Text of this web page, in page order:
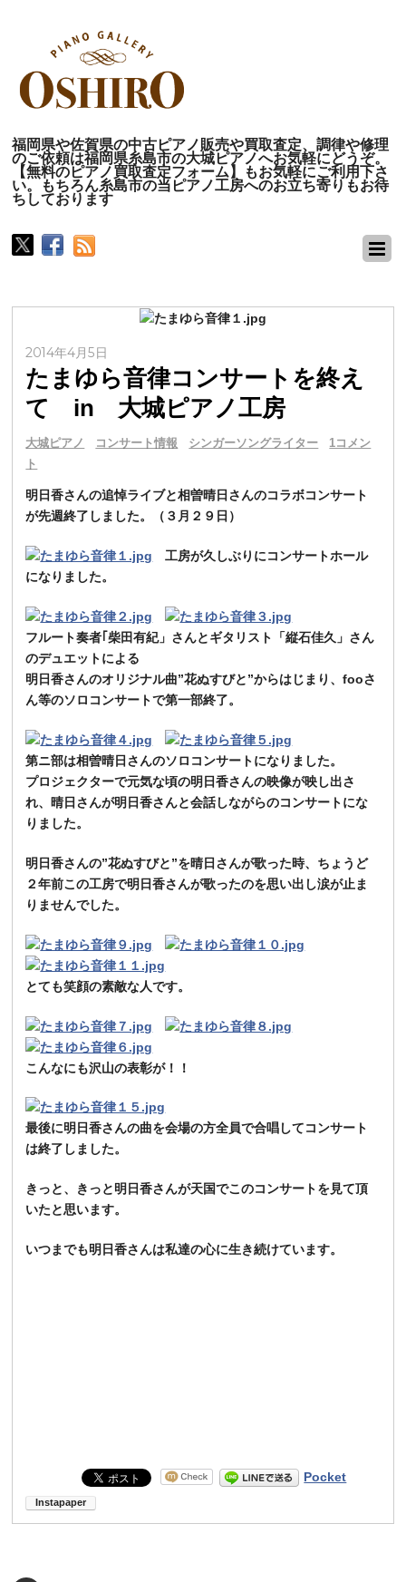
福岡県や佐賀県の中古ピアノ販売や買取査定、調律や修理
のご依頼は福岡県糸島市の大城ピアノへお気軽にどうぞ。
【無料のピアノ買取査定フォーム】もお気軽にご利用下さ
い。もちろん糸島市の当ピアノ工房へのお立ち寄りもお待
ちしております
2014年4月5日
たまゆら音律コンサートを終え
て in 大城ピアノ工房
大城ピアノ コンサート情報 シンガーソングライター
1コメン
ト
明日香さんの追悼ライブと相曽晴日さんのコラボコンサート
が先週終了しました。（３月２９日）
工房が久しぶりにコンサートホール
になりました。
フルート奏者｢柴田有紀」さんとギタリスト「縦石佳久」さん
のデュエットによる
明日香さんのオリジナル曲”花ぬすびと”からはじまり、fooさ
ん等のソロコンサートで第一部終了。
第ニ部は相曽晴日さんのソロコンサートになりました。
プロジェクターで元気な頃の明日香さんの映像が映し出さ
れ、晴日さんが明日香さんと会話しながらのコンサートにな
りました。
明日香さんの”花ぬすびと”を晴日さんが歌った時、ちょうど
２年前この工房で明日香さんが歌ったのを思い出し涙が止ま
りませんでした。
とても笑顔の素敵な人です。
こんなにも沢山の表彰が！！
最後に明日香さんの曲を会場の方全員で合唱してコンサート
は終了しました。
きっと、きっと明日香さんが天国でこのコンサートを見て頂
いたと思います。
いつまでも明日香さんは私達の心に生き続けています。
Pocket